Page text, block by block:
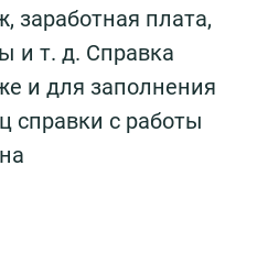
заработная плата,
и т. д. Справка
и для заполнения
справки с работы